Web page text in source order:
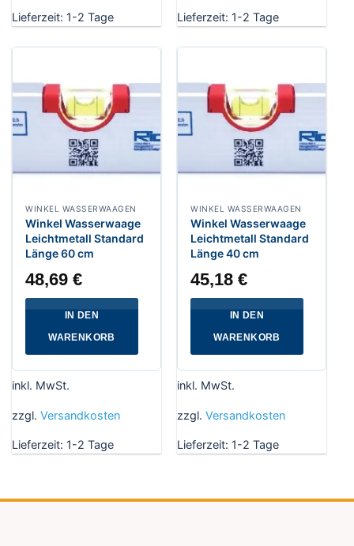
Lieferzeit: 1-2 Tage Lieferzeit: 1-2 Tage
WINKEL WASSERWAAGEN
Winkel Wasserwaage
Leichtmetall Standard
Länge 60 cm
48,69€
IN DEN
WARENKORB
inkl. MwSt.
zzgl. Versandkosten
Lieferzeit: 1-2 Tage
WINKEL WASSERWAAGEN
Winkel Wasserwaage
Leichtmetall Standard
Länge 40 cm
45,18€
IN DEN
WARENKORB
inkl. MwSt.
zzgl. Versandkosten
Lieferzeit: 1-2 Tage